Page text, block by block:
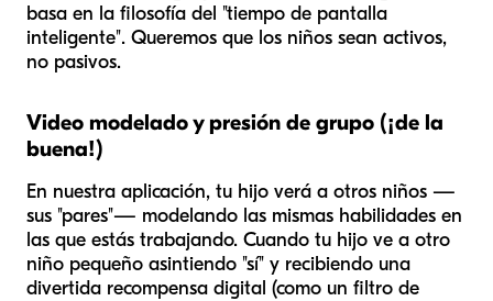
basa en la filosofía del "tiempo de pantalla
inteligente". Queremos que los niños sean activos,
no pasivos.
Video modelado y presión de grupo (¡de la
buena!)
En nuestra aplicación, tu hijo verá a otros niños —
sus "pares"— modelando las mismas habilidades en
las que estás trabajando. Cuando tu hijo ve a otro
niño pequeño asintiendo "sí" y recibiendo una
divertida recompensa digital (como un filtro de